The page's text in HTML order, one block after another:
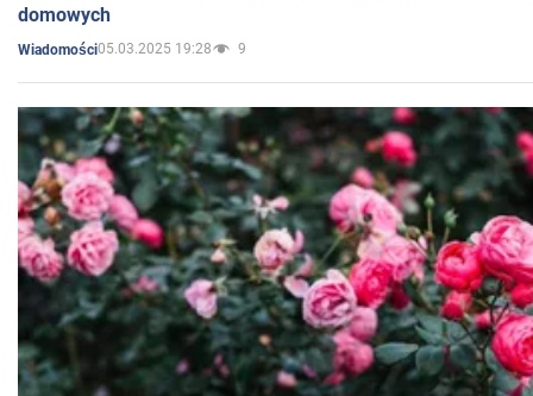
domowych
Wiadomości05.03.2025 19:28 9